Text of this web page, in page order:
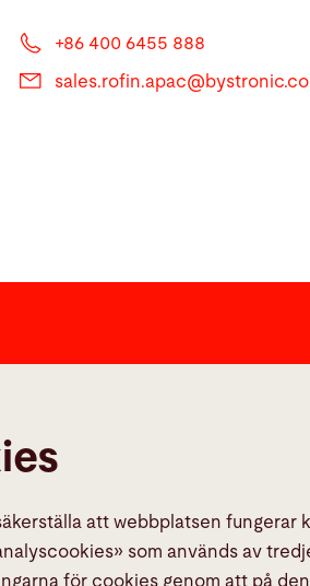
+86 400 6455 888
sales.rofin.apac@
TeamViewer
att webbplatsen
som används av
för cookies genom att på